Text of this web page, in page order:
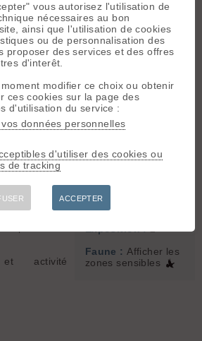
Massif :Mont Blanc
Départ :Chamonix
Blanc) (1230 m)
Topo associé :
Mont Blanc, Par les
Grands Mulets
Sommet associé :
Mont Blanc (4810 m)
Orientation :
Faune : Afficher les
zones sensibles
mai 2026
0°C
altitude du
dégagée
déchaussage
skis
activité
vous autorisez l'utilisation de
nécessaires au bon
ainsi que l'utilisation de cookies
ou de personnalisation des
proposer des services et des offres
d'interêt.
modifier ce choix ou obtenir
ces cookies sur la page des
d'utilisation du service :
données personnelles
d'utiliser des cookies ou
de tracking
ACCEPTER